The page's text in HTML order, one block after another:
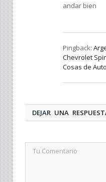
andar bien
Pingback:
Chevrolet
Cosas de
DEJAR UNA